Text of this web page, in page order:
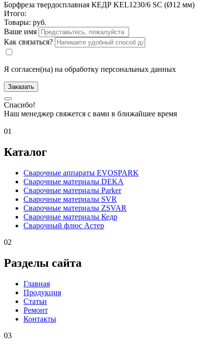
Борфреза твердосплавная КЕДР KEL1230/6 SC (Ø12 мм)
Итого:
Товары: руб.
Ваше имя
Как связаться?
Я согласен(на) на обработку персональных данных
Заказать
Спасибо!
Наш менеджер свяжется с вами в ближайшее время
01
Каталог
Сварочные аппараты EVOSPARK
Сварочные материалы DEKA
Сварочные материалы Parker
Сварочные материалы SVR
Сварочные материалы ZSVAR
Сварочные материалы Кедр
Сварочный флюс Астер
02
Разделы сайта
Главная
Продукция
Статьи
Ремонт
Контакты
03